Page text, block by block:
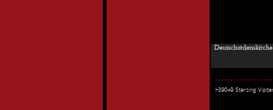
I-39049 Sterzing